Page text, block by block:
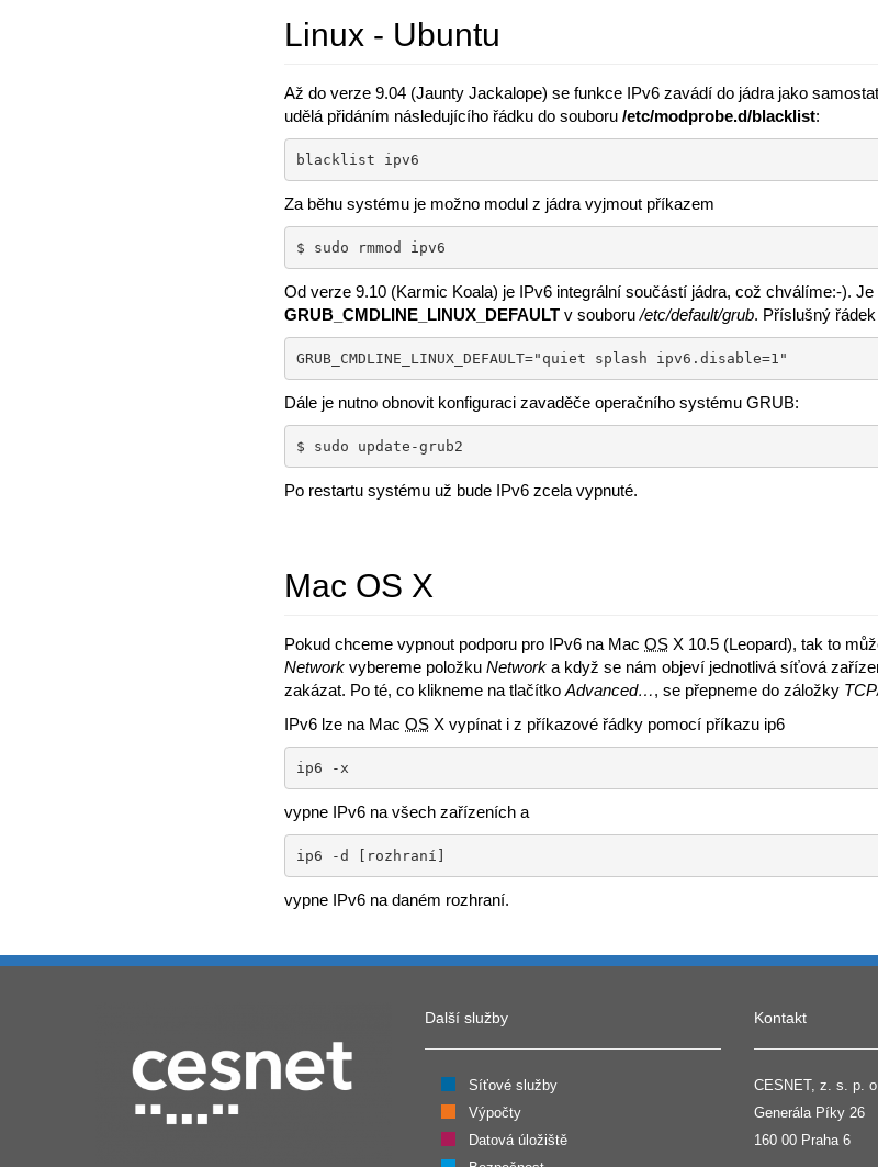
Linux - Ubuntu
Až do verze 9.04 (Jaunty Jackalope) se funkce IPv6 zavádí do jádra jako
udělá přidáním následujícího řádku do souboru /etc/modprobe.d/blacklist:
blacklist ipv6
Za běhu systému je možno modul z jádra vyjmout příkazem
$ sudo rmmod ipv6
Od verze 9.10 (Karmic Koala) je IPv6 integrální součástí jádra, což chválíme:-).
GRUB_CMDLINE_LINUX_DEFAULT v souboru/etc/default/grub. Příslušný
GRUB_CMDLINE_LINUX_DEFAULT="quiet splash ipv6.disable=1"
Dále je nutno obnovit konfiguraci zavaděče operačního systému GRUB:
$ sudo update-grub2
Po restartu systému už bude IPv6 zcela vypnuté.
Mac OS X
Pokud chceme vypnout podporu pro IPv6 na Mac OS X 10.5 (Leopard), tak to
Network vybereme položku Network a když se nám objeví jednotlivá síťová
zakázat. Po té, co klikneme na tlačítko Advanced…, se přepneme do záložky
IPv6 lze na Mac OS X vypínat i z příkazové řádky pomocí příkazu ip6
ip6 -x
vypne IPv6 na všech zařízeních a
ip6 -d [rozhraní]
vypne IPv6 na daném rozhraní.
Další služby
Síťové služby
Výpočty
Datová úložiště
Kontakt
CESNET, z. s. p.
Generála Píky 26
160 00 Praha 6